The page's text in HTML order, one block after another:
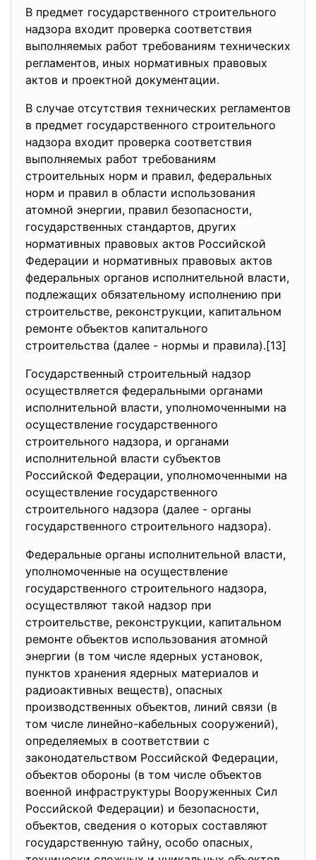
В предмет государственного строительного
надзора входит проверка соответствия
выполняемых работ требованиям технических
регламентов, иных нормативных правовых
актов и проектной документации.
В случае отсутствия технических регламентов
в предмет государственного строительного
надзора входит проверка соответствия
выполняемых работ требованиям
строительных норм и правил, федеральных
норм и правил в области использования
атомной энергии, правил безопасности,
государственных стандартов, других
нормативных правовых актов Российской
Федерации и нормативных правовых актов
федеральных органов исполнительной власти,
подлежащих обязательному исполнению при
строительстве, реконструкции, капитальном
ремонте объектов капитального
строительства (далее - нормы и правила).[13]
Государственный строительный надзор
осуществляется федеральными органами
исполнительной власти, уполномоченными на
осуществление государственного
строительного надзора, и органами
исполнительной власти субъектов
Российской Федерации, уполномоченными на
осуществление государственного
строительного надзора (далее - органы
государственного строительного надзора).
Федеральные органы исполнительной власти,
уполномоченные на осуществление
государственного строительного надзора,
осуществляют такой надзор при
строительстве, реконструкции, капитальном
ремонте объектов использования атомной
энергии (в том числе ядерных установок,
пунктов хранения ядерных материалов и
радиоактивных веществ), опасных
производственных объектов, линий связи (в
том числе линейно-кабельных сооружений),
определяемых в соответствии с
законодательством Российской Федерации,
объектов обороны (в том числе объектов
военной инфраструктуры Вооруженных Сил
Российской Федерации) и безопасности,
объектов, сведения о которых составляют
государственную тайну, особо опасных,